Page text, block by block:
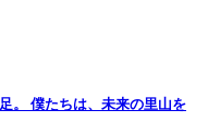
。 僕たちは、未来の里山を